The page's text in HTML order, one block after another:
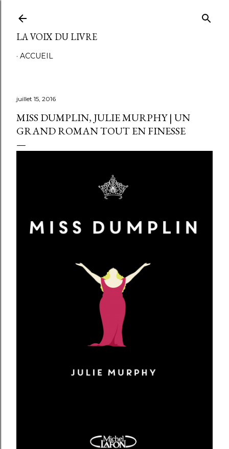
LA VOIX DU LIVRE
ACCUEIL
juillet 15, 2016
MISS DUMPLIN, JULIE MURPHY | UN
GRAND ROMAN TOUT EN FINESSE